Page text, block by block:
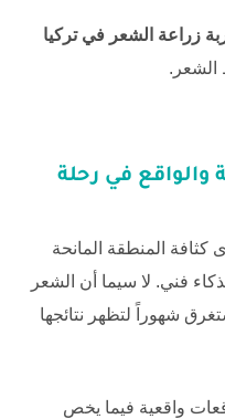
زراعة الشعر في تركيا
الشعر.
والواقع في رحلة
كثافة المنطقة المانحة
فني. لا سيما أن الشعر
شهوراً لتظهر نتائجها
واقعية فيما يخص